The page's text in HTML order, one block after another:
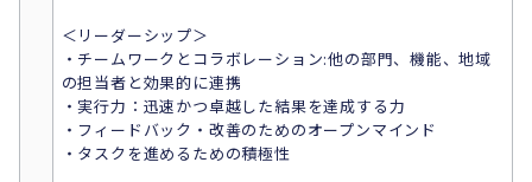
＜リーダーシップ＞
・チームワークとコラボレーション:他の部門、機能、地域
の担当者と効果的に連携
・実行力：迅速かつ卓越した結果を達成する力
・フィードバック・改善のためのオープンマインド
・タスクを進めるための積極性